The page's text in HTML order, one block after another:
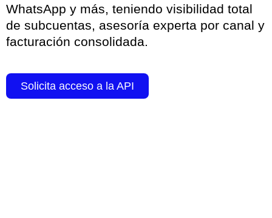
WhatsApp y más, teniendo visibilidad total
de subcuentas, asesoría experta por canal y
facturación consolidada.
Solicita acceso a la API